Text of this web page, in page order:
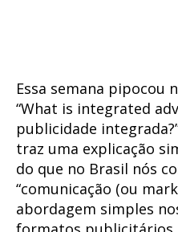
Essa semana pipocou
“What is integrated
publicidade
traz uma explicação
do que no Brasil nós
“comunicação (ou
abordagem simples